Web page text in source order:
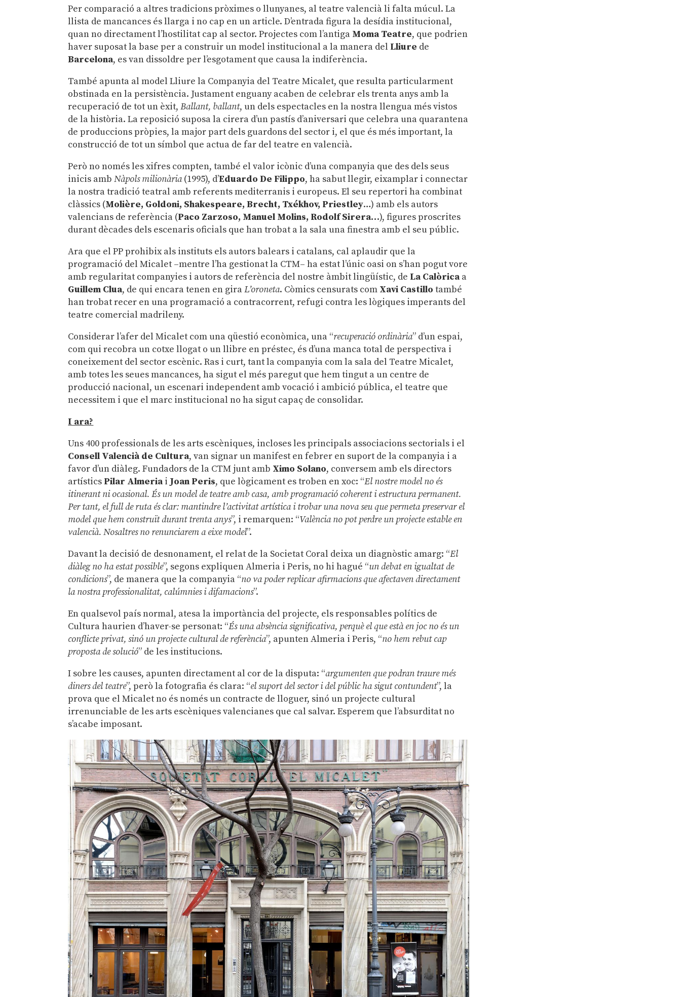
Per comparació a altres tradicions pròximes o llunyanes, al teatre valencià li falta múcul. La
llista de mancances és llarga i no cap en un article. D’entrada figura la desídia institucional,
quan no directament l’hostilitat cap al sector. Projectes com l’antiga Moma Teatre, que podrien
haver suposat la base per a construir un model institucional a la manera del Lliure de
Barcelona, es van dissoldre per l’esgotament que causa la indiferència.
També apunta al model Lliure la Companyia del Teatre Micalet, que resulta particularment
obstinada en la persistència. Justament enguany acaben de celebrar els trenta anys amb la
recuperació de tot un èxit,Ballant, ballant, un dels espectacles en la nostra llengua més vistos
de la història. La reposició suposa la cirera d’un pastís d’aniversari que celebra una quarantena
de produccions pròpies, la major part dels guardons del sector i, el que és més important, la
construcció de tot un símbol que actua de far del teatre en valencià.
Però no només les xifres compten, també el valor icònic d’una companyia que des dels seus
inicis ambNàpols milionària(1995), d’Eduardo De Filippo, ha sabut llegir, eixamplar i connectar
la nostra tradició teatral amb referents mediterranis i europeus. El seu repertori ha combinat
clàssics (Molière, Goldoni, Shakespeare, Brecht, Txékhov, Priestley…) amb els autors
valencians de referència (Paco Zarzoso, Manuel Molins, Rodolf Sirera…), figures proscrites
durant dècades dels escenaris oficials que han trobat a la sala una finestra amb el seu públic.
Ara que el PP prohibix als instituts els autors balears i catalans, cal aplaudir que la
programació del Micalet –mentre l’ha gestionat la CTM– ha estat l’únic oasi on s’han pogut vore
amb regularitat companyies i autors de referència del nostre àmbit lingüístic, de La Calòrica a
Guillem Clua, de qui encara tenen en giraL’oroneta. Còmics censurats com Xavi Castillo també
han trobat recer en una programació a contracorrent, refugi contra les lògiques imperants del
teatre comercial madrileny.
Considerar l’afer del Micalet com una qüestió econòmica, una “recuperació ordinària” d’un espai,
com qui recobra un cotxe llogat o un llibre en préstec, és d’una manca total de perspectiva i
coneixement del sector escènic. Ras i curt, tant la companyia com la sala del Teatre Micalet,
amb totes les seues mancances, ha sigut el més paregut que hem tingut a un centre de
producció nacional, un escenari independent amb vocació i ambició pública, el teatre que
necessitem i que el marc institucional no ha sigut capaç de consolidar.
I ara?
Uns 400 professionals de les arts escèniques, incloses les principals associacions sectorials i el
Consell Valencià de Cultura, van signar un manifest en febrer en suport de la companyia i a
favor d’un diàleg. Fundadors de la CTM junt amb Ximo Solano, conversem amb els directors
artístics Pilar Almeria i Joan Peris, que lògicament es troben en xoc: “El nostre model no és
itinerant ni ocasional. És un model de teatre amb casa, amb programació coherent i estructura permanent.
Per tant, el full de ruta és clar: mantindre l’activitat artística i trobar una nova seu que permeta preservar el
model que hem construït durant trenta anys”, i remarquen: “València no pot perdre un projecte estable en
valencià. Nosaltres no renunciarem a eixe model”.
Davant la decisió de desnonament, el relat de la Societat Coral deixa un diagnòstic amarg: “El
diàleg no ha estat possible”, segons expliquen Almeria i Peris, no hi hagué “un debat en igualtat de
condicions”, de manera que la companyia “no va poder replicar afirmacions que afectaven directament
la nostra professionalitat, calúmnies i difamacions”.
En qualsevol país normal, atesa la importància del projecte, els responsables polítics de
Cultura haurien d’haver-se personat: “És una absència significativa, perquè el que està en joc no és un
conflicte privat, sinó un projecte cultural de referència”, apunten Almeria i Peris, “no hem rebut cap
proposta de solució” de les institucions.
I sobre les causes, apunten directament al cor de la disputa: “argumenten que podran traure més
diners del teatre”, però la fotografia és clara: “el suport del sector i del públic ha sigut contundent”, la
prova que el Micalet no és només un contracte de lloguer, sinó un projecte cultural
irrenunciable de les arts escèniques valencianes que cal salvar. Esperem que l’absurditat no
s’acabe imposant.